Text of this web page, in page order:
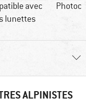
avec
lunettes
ALPINISTES